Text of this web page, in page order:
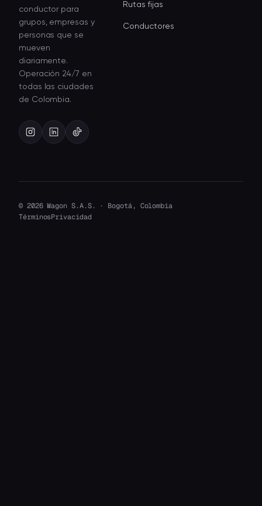
conductor para
grupos, empresas y
personas que se
mueven
diariamente.
Operación 24/7 en
todas las ciudades
de Colombia.
Rutas fijas
Conductores
© 2026 Wagon S.A.S. · Bogotá, Colombia
TérminosPrivacidad